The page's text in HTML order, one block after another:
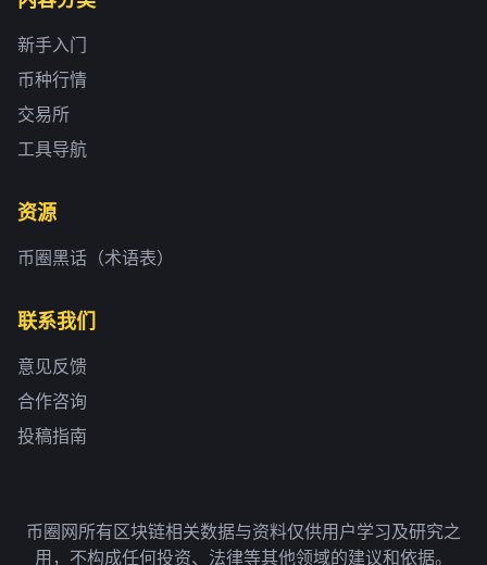
新手入门
币种行情
交易所
工具导航
资源
币圈黑话（术语表）
联系我们
意见反馈
合作咨询
投稿指南
币圈网所有区块链相关数据与资料仅供用户学习及研究之
用，不构成任何投资、法律等其他领域的建议和依据。